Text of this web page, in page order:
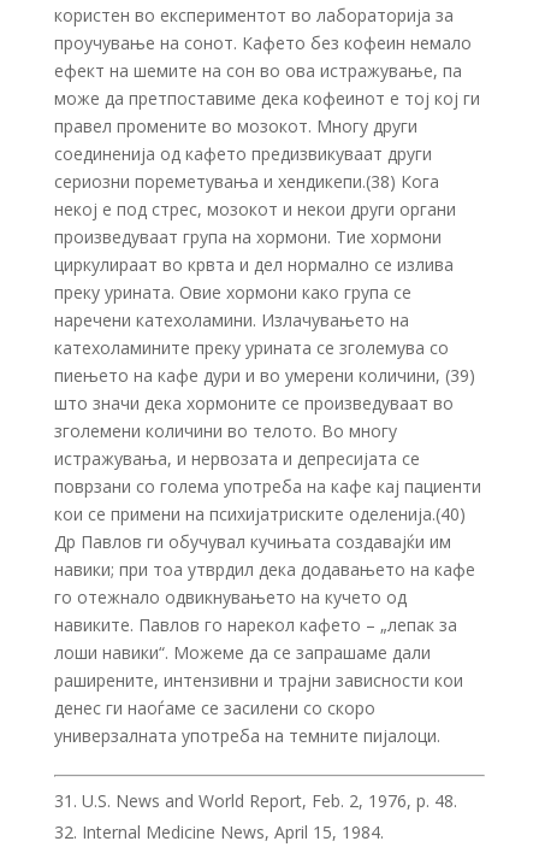
користен во експериментот во лабораторија за
проучување на сонот. Кафето без кофеин немало
ефект на шемите на сон во ова истражување, па
може да претпоставиме дека кофеинот е тој кој ги
правел промените во мозокот. Многу други
соединенија од кафето предизвикуваат други
сериозни пореметувања и хендикепи.(38) Кога
некој е под стрес, мозокот и некои други органи
произведуваат група на хормони. Тие хормони
циркулираат во крвта и дел нормално се излива
преку урината. Овие хормони како група се
наречени катехоламини. Излачувањето на
катехоламините преку урината се зголемува со
пиењето на кафе дури и во умерени количини, (39)
што значи дека хормоните се произведуваат во
зголемени количини во телото. Во многу
истражувања, и нервозата и депресијата се
поврзани со голема употреба на кафе кај пациенти
кои се примени на психијатриските оделенија.(40)
Др Павлов ги обучувал кучињата создавајќи им
навики; при тоа утврдил дека додавањето на кафе
го отежнало одвикнувањето на кучето од
навиките. Павлов го нарекол кафето – „лепак за
лоши навики“. Можеме да се запрашаме дали
раширените, интензивни и трајни зависности кои
денес ги наоѓаме се засилени со скоро
универзалната употреба на темните пијалоци.
U.S. News and World Report, Feb. 2, 1976, p. 48.
Internal Medicine News, April 15, 1984.